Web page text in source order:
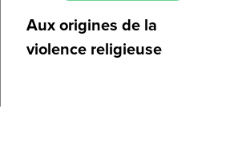
Aux origines de la
violence religieuse